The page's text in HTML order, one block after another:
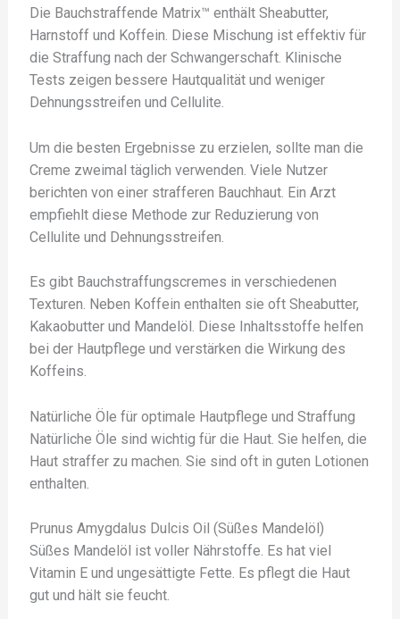
Die Bauchstraffende Matrix™ enthält Sheabutter,
Harnstoff und Koffein. Diese Mischung ist effektiv für
die Straffung nach der Schwangerschaft. Klinische
Tests zeigen bessere Hautqualität und weniger
Dehnungsstreifen und Cellulite.
Um die besten Ergebnisse zu erzielen, sollte man die
Creme zweimal täglich verwenden. Viele Nutzer
berichten von einer strafferen Bauchhaut. Ein Arzt
empfiehlt diese Methode zur Reduzierung von
Cellulite und Dehnungsstreifen.
Es gibt Bauchstraffungscremes in verschiedenen
Texturen. Neben Koffein enthalten sie oft Sheabutter,
Kakaobutter und Mandelöl. Diese Inhaltsstoffe helfen
bei der Hautpflege und verstärken die Wirkung des
Koffeins.
Natürliche Öle für optimale Hautpflege und Straffung
Natürliche Öle sind wichtig für die Haut. Sie helfen, die
Haut straffer zu machen. Sie sind oft in guten Lotionen
enthalten.
Prunus Amygdalus Dulcis Oil (Süßes Mandelöl)
Süßes Mandelöl ist voller Nährstoffe. Es hat viel
Vitamin E und ungesättigte Fette. Es pflegt die Haut
gut und hält sie feucht.